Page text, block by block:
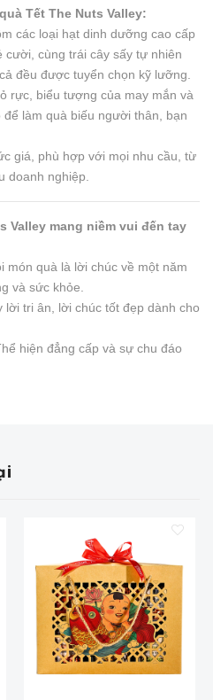
Tết The Nuts Valley:
các loại hạt dinh dưỡng cao cấp
cười, cùng trái cây sấy tự nhiên
đều được tuyển chọn kỹ lưỡng.
rực, biểu tượng của may mắn và
làm quà biếu người thân, bạn
giá, phù hợp với mọi nhu cầu, từ
doanh nghiệp.
Valley mang niềm vui đến tay
món quà là lời chúc về một năm
và sức khỏe.
lời tri ân, lời chúc tốt đẹp dành cho
hiện đẳng cấp và sự chu đáo